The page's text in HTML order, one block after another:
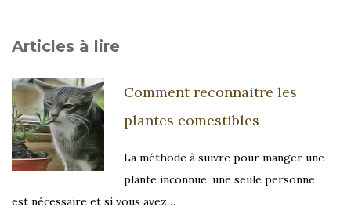
Articles à lire
Comment reconnaitre les
plantes comestibles
La méthode à suivre pour manger une
plante inconnue, une seule personne
est nécessaire et si vous avez…